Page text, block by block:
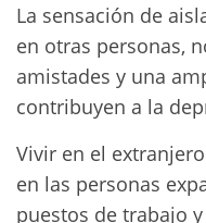
La sensación de
en otras personas,
amistades y una
contribuyen a la
Vivir en el
en las personas
puestos de trabajo